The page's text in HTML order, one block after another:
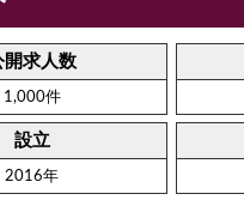
開求人数
1,000件
設立
2016年